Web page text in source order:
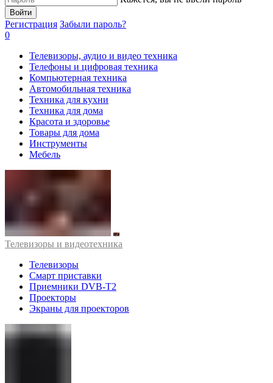
Войти
Регистрация Забыли пароль?
0
Телевизоры, аудио и видео техника
Телефоны и цифровая техника
Компьютерная техника
Автомобильная техника
Техника для кухни
Техника для дома
Красота и здоровье
Товары для дома
Инструменты
Мебель
Телевизоры и видеотехника
Телевизоры
Смарт приставки
Приемники DVB-T2
Проекторы
Экраны для проекторов